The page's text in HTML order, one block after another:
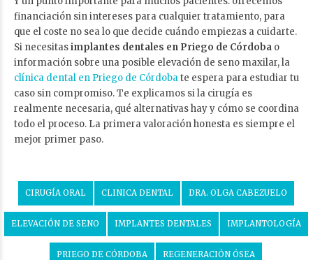
financiación sin intereses para cualquier tratamiento, para
que el coste no sea lo que decide cuándo empiezas a cuidarte.
Si necesitasimplantes dentales en Priego de Córdoba o
información sobre una posible elevación de seno maxilar, la
clínica dental en Priego de Córdobate espera para estudiar tu
caso sin compromiso. Te explicamos si la cirugía es
realmente necesaria, qué alternativas hay y cómo se coordina
todo el proceso. La primera valoración honesta es siempre el
mejor primer paso.
CIRUGÍA ORAL CLINICA DENTAL DRA. OLGA CABEZUELO
ELEVACIÓN DE SENO IMPLANTES DENTALES IMPLANTOLOGÍA
PRIEGO DE CÓRDOBA REGENERACIÓN ÓSEA